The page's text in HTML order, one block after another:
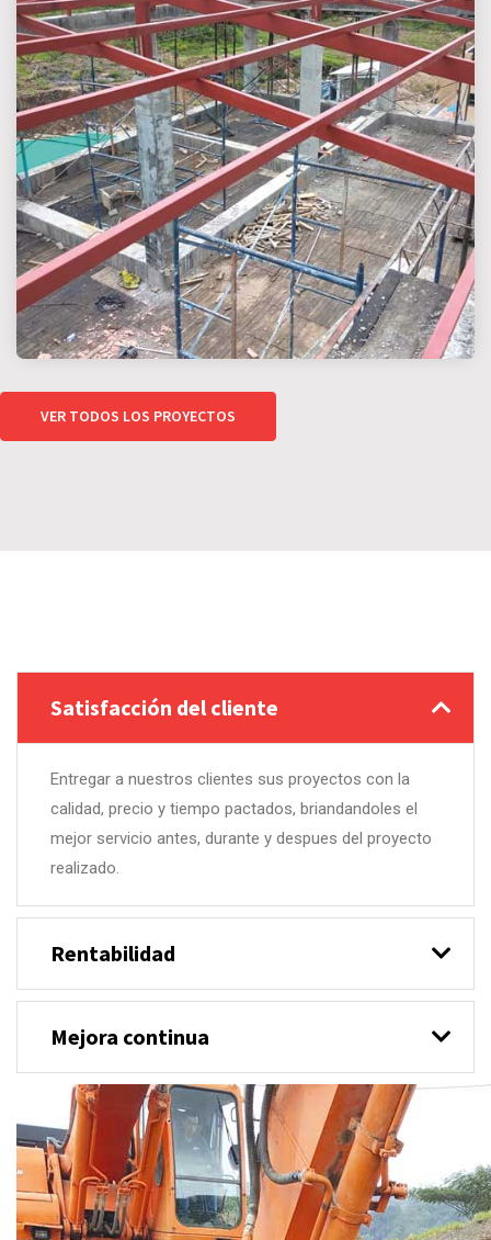
VER TODOS LOS PROYECTOS
Satisfacción del cliente
Entregar a nuestros clientes sus proyectos con la
calidad, precio y tiempo pactados, briandandoles el
mejor servicio antes, durante y despues del proyecto
realizado.
Rentabilidad
Mejora continua